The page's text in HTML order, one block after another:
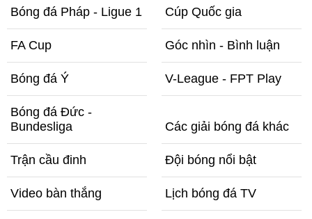
Bóng đá Pháp - Ligue 1 Cúp Quốc gia
FA Cup Góc nhìn - Bình luận
Bóng đá Ý V-League - FPT Play
Bóng đá Đức -
Bundesliga
Các giải bóng đá khác
Trận cầu đinh Đội bóng nổi bật
Video bàn thắng Lịch bóng đá TV